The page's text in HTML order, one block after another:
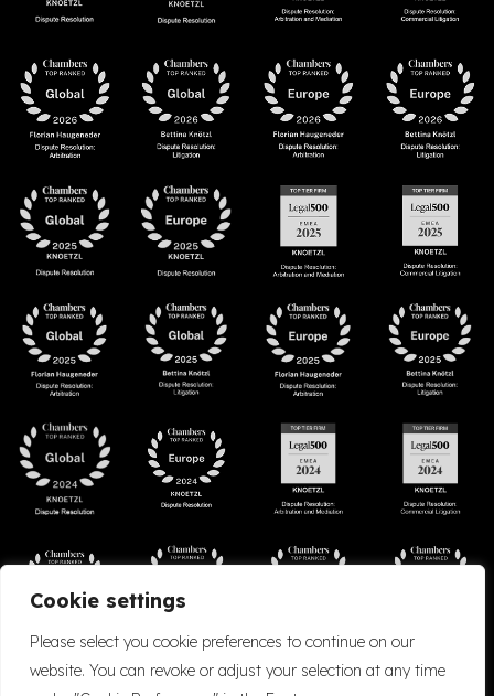
Cookie settings
Please select you cookie preferences to continue on our
website. You can revoke or adjust your selection at any time